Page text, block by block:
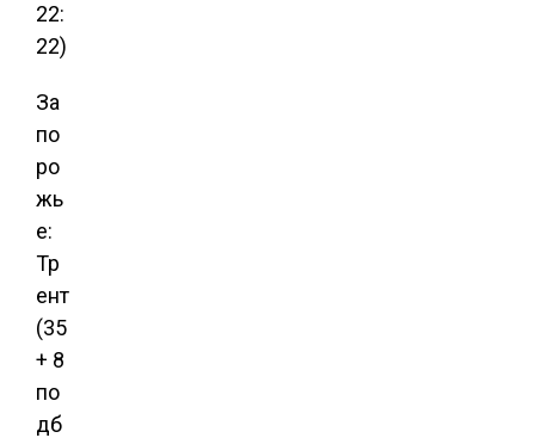
22:
22)
За
по
ро
жь
е:
Тр
ент
(35
+ 8
по
дб